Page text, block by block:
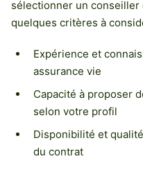
sélectionner un conseiller
quelques critères à
Expérience et
assurance vie
Capacité à proposer
selon votre profil
Disponibilité et
du contrat